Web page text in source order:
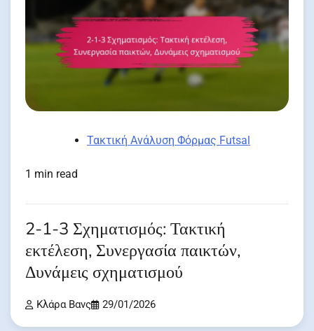
Τακτική Ανάλυση Φόρμας Futsal
1 min read
2-1-3 Σχηματισμός: Τακτική
εκτέλεση, Συνεργασία παικτών,
Δυνάμεις σχηματισμού
Κλάρα Βανς 29/01/2026